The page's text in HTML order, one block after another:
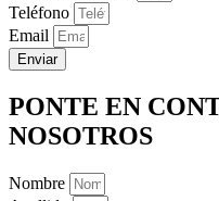
Teléfono
Email
Enviar
PONTE EN
NOSOTROS
Nombre